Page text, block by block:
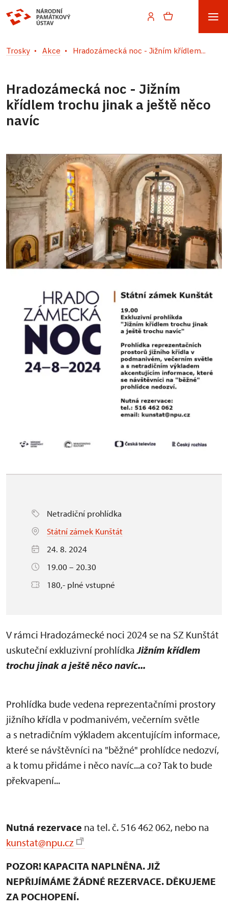
Trosky Akce Hradozámecká noc - Jižním křídlem...
Hradozámecká noc - Jižním
křídlem trochu jinak a ještě něco
navíc
Netradiční prohlídka
Státní zámek Kunštát
24. 8. 2024
19.00 – 20.30
180,- plné vstupné
V rámci Hradozámecké noci 2024 se na SZ Kunštát
uskuteční exkluzivní prohlídkaJižním křídlem
trochu jinak a ještě něco navíc...
Prohlídka bude vedena reprezentačními prostory
jižního křídla v podmanivém, večerním světle
a s netradičním výkladem akcentujícím informace,
které se návštěvníci na "běžné" prohlídce nedozví,
a k tomu přidáme i něco navíc...a co? Tak to bude
překvapení...
Nutná rezervace na tel. č. 516 462 062, nebo na
kunstat@npu.cz
POZOR! KAPACITA NAPLNĚNA. JIŽ
NEPŘIJÍMÁME ŽÁDNÉ REZERVACE. DĚKUJEME
ZA POCHOPENÍ.